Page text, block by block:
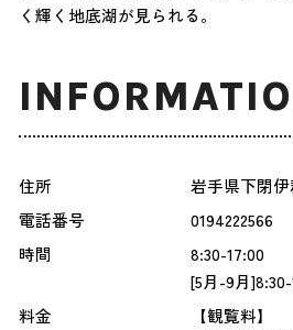
く輝く地底湖が見られる。
住所
岩手県下閉
電話番号
0194222566
時間
8:30-17:00
[5月-9月
料金
【観覧料】